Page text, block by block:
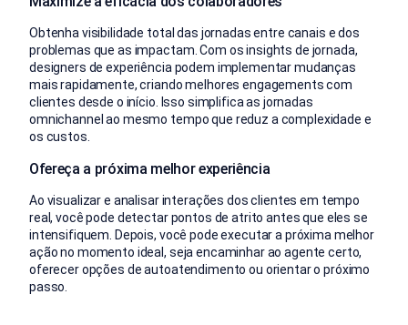
Obtenha visibilidade total das jornadas entre canais e dos
problemas que as impactam. Com os insights de jornada,
designers de experiência podem implementar mudanças
mais rapidamente, criando melhores engagements com
clientes desde o início. Isso simplifica as jornadas
omnichannel ao mesmo tempo que reduz a complexidade e
os custos.
Ofereça a próxima melhor experiência
Ao visualizar e analisar interações dos clientes em tempo
real, você pode detectar pontos de atrito antes que eles se
intensifiquem. Depois, você pode executar a próxima melhor
ação no momento ideal, seja encaminhar ao agente certo,
oferecer opções de autoatendimento ou orientar o próximo
passo.